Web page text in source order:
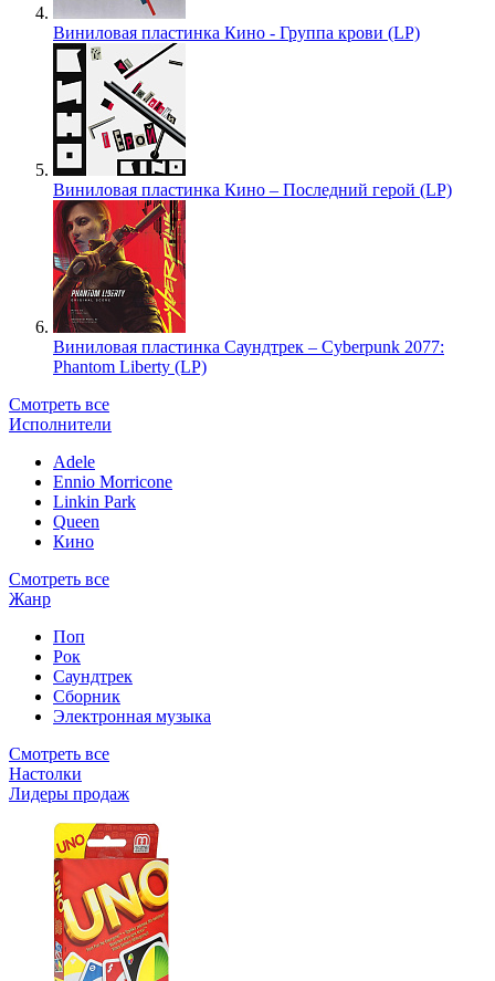
Виниловая пластинка Кино - Группа крови (LP)
Виниловая пластинка Кино – Последний герой (LP)
Виниловая пластинка Саундтрек – Cyberpunk 2077:
Phantom Liberty (LP)
Смотреть все
Исполнители
Adele
Ennio Morricone
Linkin Park
Queen
Кино
Смотреть все
Жанр
Поп
Рок
Саундтрек
Сборник
Электронная музыка
Смотреть все
Настолки
Лидеры продаж